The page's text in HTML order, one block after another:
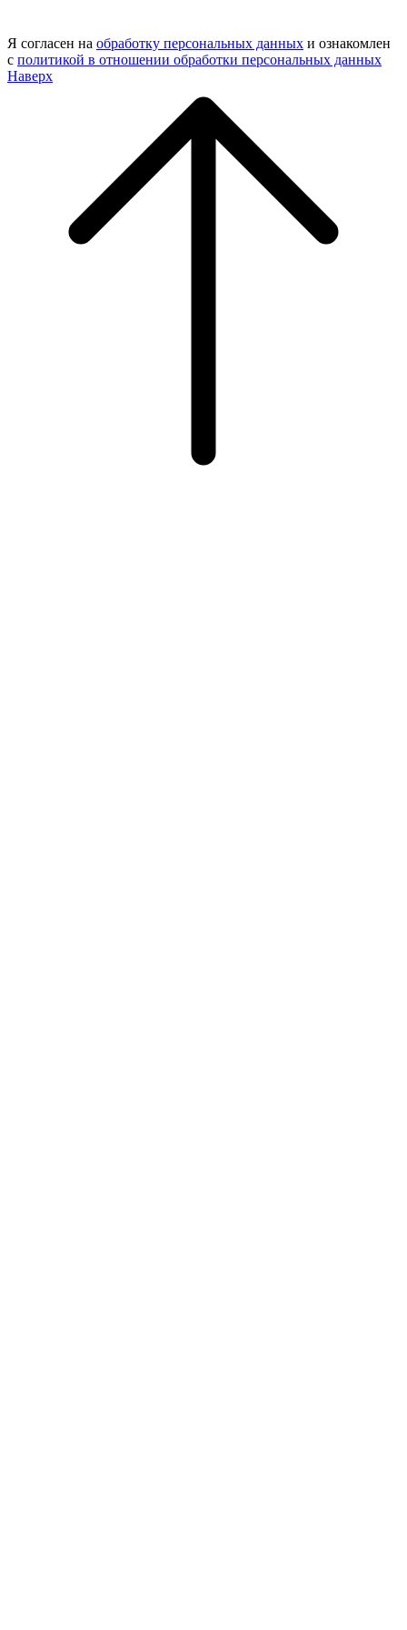
Я согласен на обработку персональных данных и ознакомлен
с политикой в отношении обработки персональных данных
Наверх